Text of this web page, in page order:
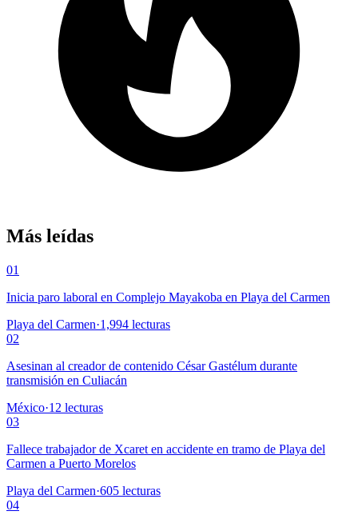
Más leídas
01
Inicia paro laboral en Complejo Mayakoba en Playa del Carmen
Playa del Carmen·1,994 lecturas
02
Asesinan al creador de contenido César Gastélum durante
transmisión en Culiacán
México·12 lecturas
03
Fallece trabajador de Xcaret en accidente en tramo de Playa del
Carmen a Puerto Morelos
Playa del Carmen·605 lecturas
04